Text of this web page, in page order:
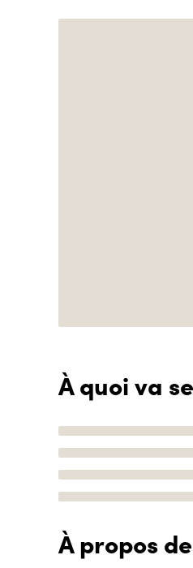
À quoi va
À propos